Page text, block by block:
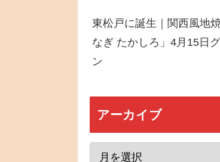
東松戸に誕生｜関西風地
なぎ たかしろ」4月15日
ン
アーカイブ